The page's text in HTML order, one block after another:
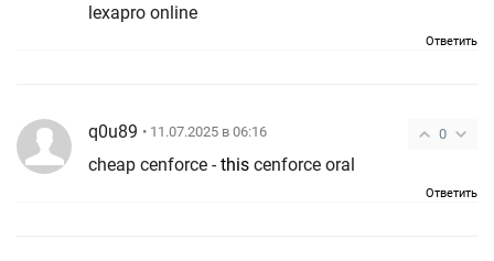
lexapro online
Ответить
0
q0u89 • 11.07.2025 в 06:16
cheap cenforce -this cenforce oral
Ответить